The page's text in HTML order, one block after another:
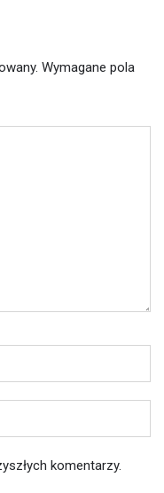
Wymagane pola
komentarzy.